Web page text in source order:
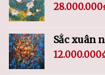
28.000.000
Sắc xuân
12.000.000